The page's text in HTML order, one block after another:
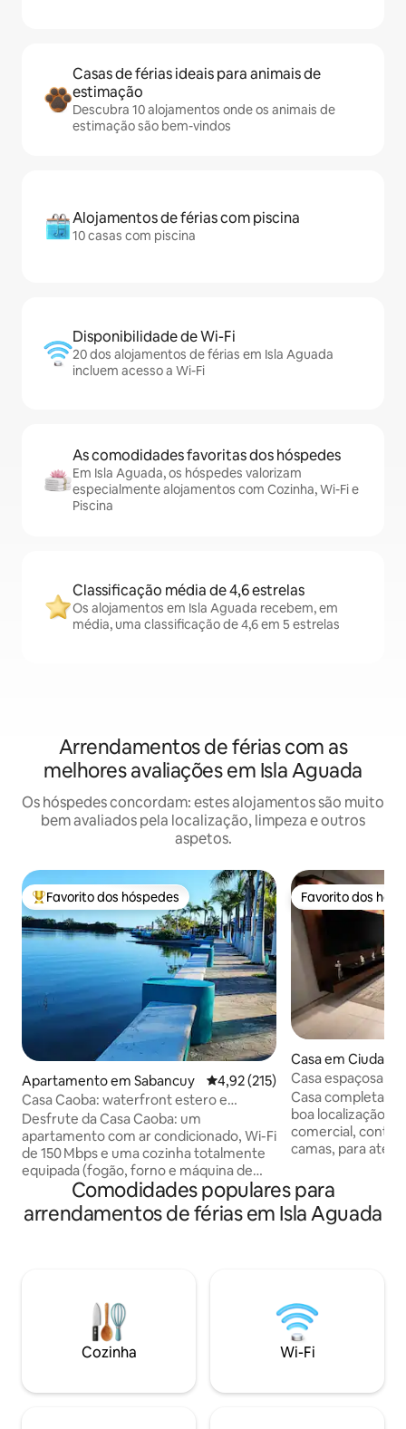
Casas de férias ideais para animais de
estimação
Descubra 10 alojamentos onde os animais de
estimação são bem-vindos
Alojamentos de férias com piscina
10 casas com piscina
Disponibilidade de Wi-Fi
20 dos alojamentos de férias em Isla Aguada
incluem acesso a Wi-Fi
As comodidades favoritas dos hóspedes
Em Isla Aguada, os hóspedes valorizam
especialmente alojamentos com Cozinha, Wi-Fi e
Piscina
Classificação média de 4,6 estrelas
Os alojamentos em Isla Aguada recebem, em
média, uma classificação de 4,6 em 5 estrelas
Arrendamentos de férias com as
melhores avaliações em Isla Aguada
Os hóspedes concordam: estes alojamentos são muito
bem avaliados pela localização, limpeza e outros
aspetos.
Favoritos dos hóspedes mais apreciados
Favorito dos hóspedes
Apartamento em Sabancuy Classificação média de 4,92 em
4,92 (215)
Casa Caoba: waterfront estero e
malecon Sabancuy
Desfrute da Casa Caoba: um
apartamento com ar condicionado, Wi-Fi
de 150 Mbps e uma cozinha totalmente
equipada (fogão, forno e máquina de
café). Estacionamento na rua com
câmaras de segurança para o seu carro,
além de check-in autónomo 24 horas
pelo passeio marítimo com petiscos
regionais e descontraia em praias
tranquilas. O cancelamento flexível e a
limpeza profissional garantem o seu
Favorito dos
Favorito dos
Casa em Ciudad
n
Casa espaçosa e
comodidades
Casa completa
boa localização,
comercial, conta
camas, para até
sociais, sala com
jantar para 6
geladeira, micro-
um lugar
preço acessível
maravilhas desta
Comodidades populares para
arrendamentos de férias em Isla Aguada
Cozinha Wi-Fi